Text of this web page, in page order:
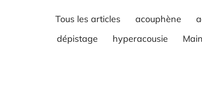
Tous les articles acouphène
dépistage
hyperacousie